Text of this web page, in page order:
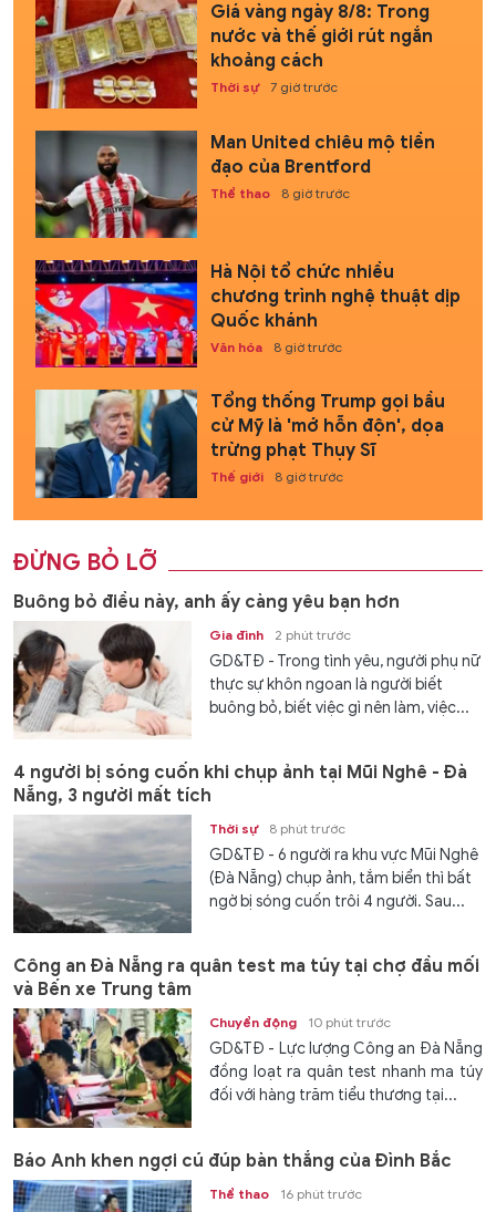
Giá vàng ngày 8/8: Trong
nước và thế giới rút ngắn
khoảng cách
Thời sự 7 giờ trước
Man United chiêu mộ tiền
đạo của Brentford
Thể thao 8 giờ trước
Hà Nội tổ chức nhiều
chương trình nghệ thuật dịp
Quốc khánh
Văn hóa 8 giờ trước
Tổng thống Trump gọi bầu
cử Mỹ là 'mớ hỗn độn', dọa
trừng phạt Thụy Sĩ
Thế giới 8 giờ trước
ĐỪNG BỎ LỠ
Buông bỏ điều này, anh ấy càng yêu bạn hơn
Gia đình 2 phút trước
GD&TĐ - Trong tình yêu, người phụ nữ
thực sự khôn ngoan là người biết
buông bỏ, biết việc gì nên làm, việc...
4 người bị sóng cuốn khi chụp ảnh tại Mũi Nghê - Đà
Nẵng, 3 người mất tích
Thời sự 8 phút trước
GD&TĐ - 6 người ra khu vực Mũi Nghê
(Đà Nẵng) chụp ảnh, tắm biển thì bất
ngờ bị sóng cuốn trôi 4 người. Sau...
Công an Đà Nẵng ra quân test ma túy tại chợ đầu mối
và Bến xe Trung tâm
Chuyển động 10 phút trước
GD&TĐ - Lực lượng Công an Đà Nẵng
đồng loạt ra quân test nhanh ma túy
đối với hàng trăm tiểu thương tại...
Báo Anh khen ngợi cú đúp bàn thắng của Đình Bắc
Thể thao 16 phút trước